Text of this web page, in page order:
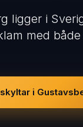
ligger i
med
i